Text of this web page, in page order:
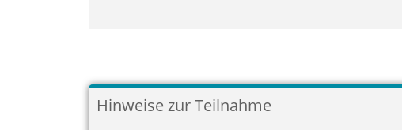
Hinweise zur Teilnahme